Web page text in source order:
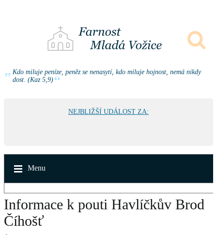
Kdo miluje peníze, peněz se nenasytí, kdo miluje hojnost, nemá nikdy
dost. (Kaz 5,9)
NEJBLIŽŠÍ UDÁLOST ZA:
Menu
Informace k pouti Havlíčkův Brod
Číhošť